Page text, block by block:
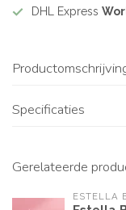
DHL Express
Specificaties
Gerelateerde
ESTELLA